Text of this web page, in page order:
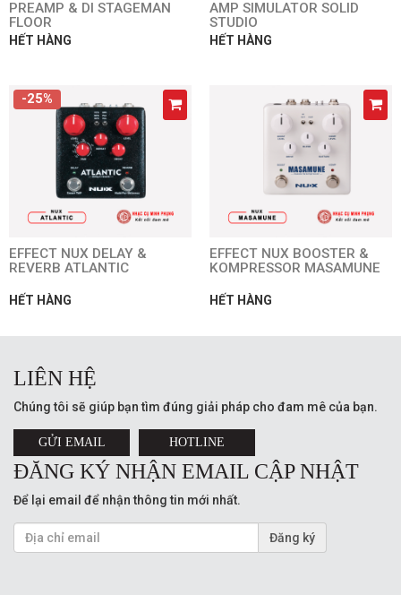
PREAMP & DI STAGEMAN
FLOOR
HẾT HÀNG
AMP SIMULATOR SOLID
STUDIO
HẾT HÀNG
-25%
EFFECT NUX DELAY &
REVERB ATLANTIC
HẾT HÀNG
EFFECT NUX BOOSTER &
KOMPRESSOR MASAMUNE
HẾT HÀNG
LIÊN HỆ
Chúng tôi sẽ giúp bạn tìm đúng giải pháp cho đam mê của bạn.
GỬI EMAIL HOTLINE
ĐĂNG KÝ NHẬN EMAIL CẬP NHẬT
Để lại email để nhận thông tin mới nhất.
Đăng ký